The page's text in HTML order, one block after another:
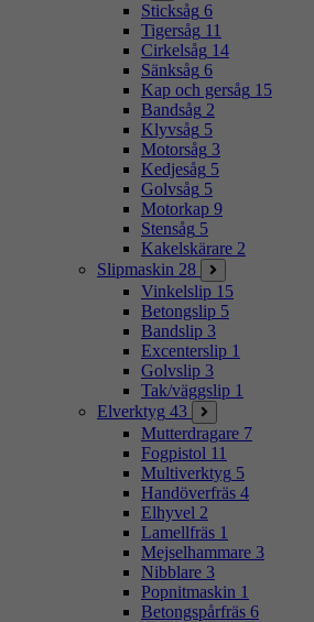
Sticksåg 6
Tigersåg 11
Cirkelsåg 14
Sänksåg 6
Kap och gersåg 15
Bandsåg 2
Klyvsåg 5
Motorsåg 3
Kedjesåg 5
Golvsåg 5
Motorkap 9
Stensåg 5
Kakelskärare 2
Slipmaskin 28
Vinkelslip 15
Betongslip 5
Bandslip 3
Excenterslip 1
Golvslip 3
Tak/väggslip 1
Elverktyg 43
Mutterdragare 7
Fogpistol 11
Multiverktyg 5
Handöverfräs 4
Elhyvel 2
Lamellfräs 1
Mejselhammare 3
Nibblare 3
Popnitmaskin 1
Betongspårfräs 6